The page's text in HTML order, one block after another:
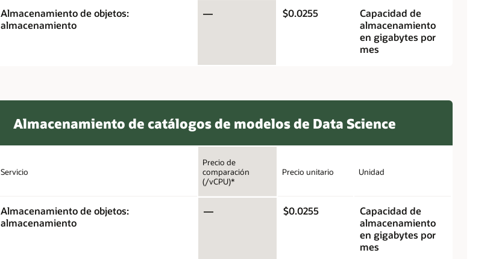
Almacenamiento de objetos:
almacenamiento
— $0.0255
Capacidad de
almacenamiento
en gigabytes por
mes
Almacenamiento de catálogos de modelos de Data Science
Servicio
Precio de
comparación
(/vCPU)*
Precio unitario Unidad
Almacenamiento de objetos:
almacenamiento
— $0.0255
Capacidad de
almacenamiento
en gigabytes por
mes